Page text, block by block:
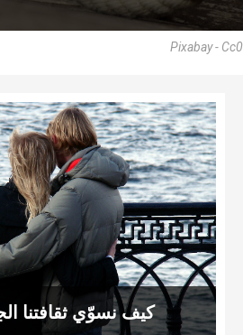
Pixabay - Cc0
كيف نسوّي ثقافتنا